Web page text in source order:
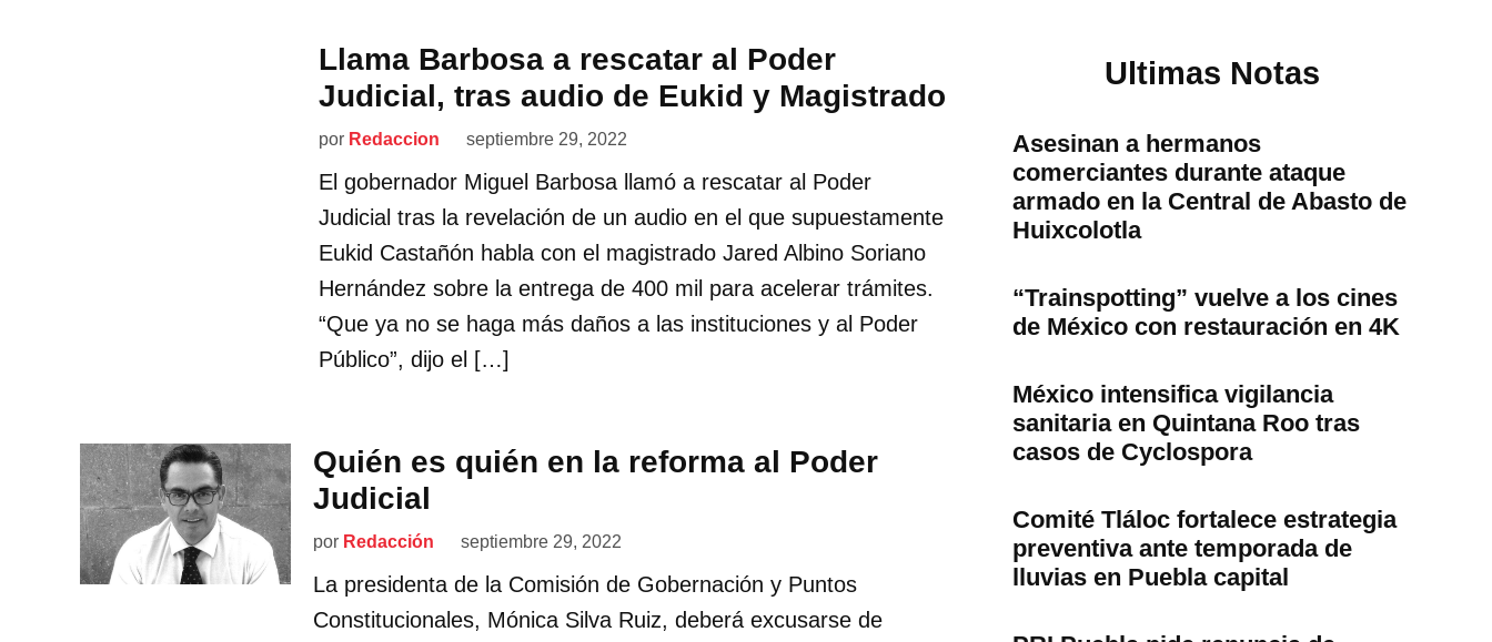
Llama Barbosa a rescatar al Poder
Judicial, tras audio de Eukid y Magistrado
por Redaccion septiembre 29, 2022
El gobernador Miguel Barbosa llamó a rescatar al Poder
Judicial tras la revelación de un audio en el que supuestamente
Eukid Castañón habla con el magistrado Jared Albino Soriano
Hernández sobre la entrega de 400 mil para acelerar trámites.
“Que ya no se haga más daños a las instituciones y al Poder
Público”, dijo el […]
Quién es quién en la reforma al Poder
Judicial
por Redacción septiembre 29, 2022
La presidenta de la Comisión de Gobernación y Puntos
Constitucionales, Mónica Silva Ruiz, deberá excusarse de
Ultimas Notas
Asesinan a hermanos
comerciantes durante ataque
armado en la Central de Abasto de
Huixcolotla
“Trainspotting” vuelve a los cines
de México con restauración en 4K
México intensifica vigilancia
sanitaria en Quintana Roo tras
casos de Cyclospora
Comité Tláloc fortalece estrategia
preventiva ante temporada de
lluvias en Puebla capital